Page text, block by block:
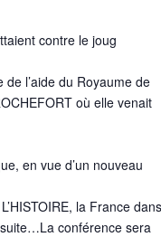
contre le joug
l’aide du Royaume de
où elle venait
en vue d’un nouveau
la France
conférence sera